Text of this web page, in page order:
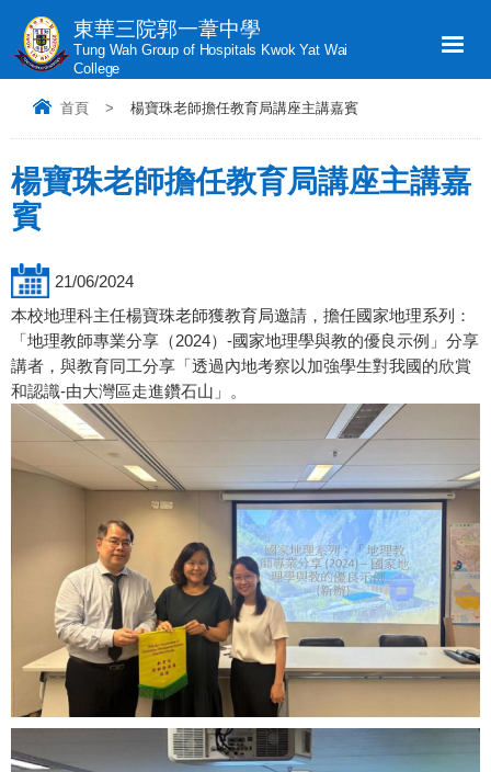
東華三院郭一葦中學
Tung Wah Group of Hospitals Kwok Yat Wai
College
首頁 > 楊寶珠老師擔任教育局講座主講嘉賓
楊寶珠老師擔任教育局講座主講嘉
賓
21/06/2024
本校地理科主任楊寶珠老師獲教育局邀請，擔任國家地理系列：
「地理教師專業分享（2024）-國家地理學與教的優良示例」分享
講者，與教育同工分享「透過內地考察以加強學生對我國的欣賞
和認識-由大灣區走進鑽石山」。